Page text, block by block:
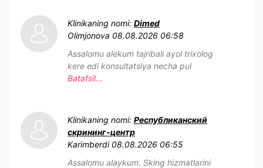
Klinikaning nomi: Dimed
Olimjonova 08.08.2026 06:58
Assalomu alekum tajribali ayol trixolog
kere edi konsultatsiya necha pul
Batafsil...
Klinikaning nomi: Республиканский
скрининг-центр
Karimberdi 08.08.2026 06:55
Assalomu alaykum. Sking hizmatlarini